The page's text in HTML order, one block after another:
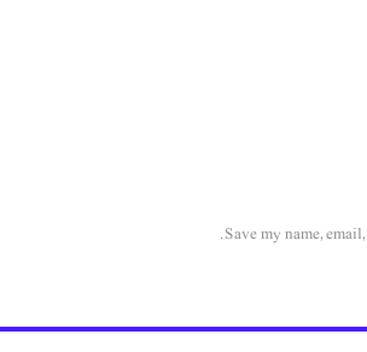
Save my name,